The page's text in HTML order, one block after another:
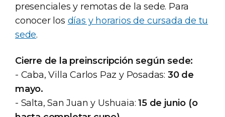
presenciales y remotas de la sede. Para
conocer los días y horarios de cursada de tu
sede.
Cierre de la preinscripción según sede:
- Caba, Villa Carlos Paz y Posadas: 30 de
mayo.
- Salta, San Juan y Ushuaia:15 de junio (o